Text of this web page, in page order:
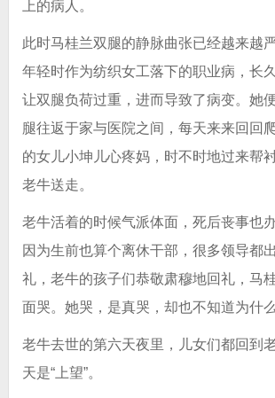
上的病人。
此时马桂兰双腿的静脉曲张已经越来越
年轻时作为纺织女工落下的职业病，长
让双腿负荷过重，进而导致了病变。她
腿往返于家与医院之间，每天来来回回
的女儿小坤儿心疼妈，时不时地过来帮
老牛送走。
老牛活着的时候气派体面，死后丧事也
因为生前也算个离休干部，很多领导都
礼，老牛的孩子们恭敬肃穆地回礼，马
面哭。她哭，是真哭，却也不知道为什么
老牛去世的第六天夜里，儿女们都回到
天是“上望”。